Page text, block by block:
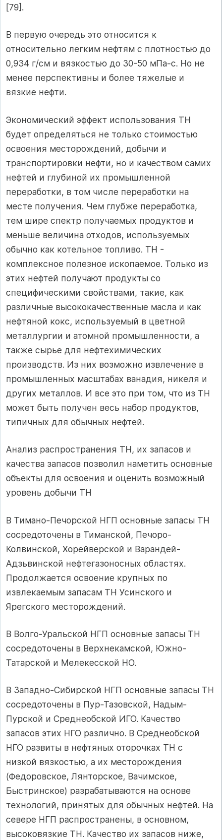
[79].
В первую очередь это относится к
относительно легким нефтям с плотностью до
0,934 г/см и вязкостью до 30-50 мПа-с. Но не
менее перспективны и более тяжелые и
вязкие нефти.
Экономический эффект использования ТН
будет определяться не только стоимостью
освоения месторождений, добычи и
транспортировки нефти, но и качеством самих
нефтей и глубиной их промышленной
переработки, в том числе переработки на
месте получения. Чем глубже переработка,
тем шире спектр получаемых продуктов и
меньше величина отходов, используемых
обычно как котельное топливо. ТН -
комплексное полезное ископаемое. Только из
этих нефтей получают продукты со
специфическими свойствами, такие, как
различные высококачественные масла и как
нефтяной кокс, используемый в цветной
металлургии и атомной промышленности, а
также сырье для нефтехимических
производств. Из них возможно извлечение в
промышленных масштабах ванадия, никеля и
других металлов. И все это при том, что из ТН
может быть получен весь набор продуктов,
ти­пичных для обычных нефтей.
Анализ распространения ТН, их запасов и
качества запасов позволил наметить основные
объекты для освоения и оценить возможный
уровень добычи ТН
В Тимано-Печорской НГП основные запасы TH
сосредоточены в Тиманской, Печоро-
Колвинской, Хорейверской и Варандей-
Адзьвинской нефтегазоносных областях.
Продолжается освоение крупных по
извлекаемым запасам ТН Усинского и
Ярегского месторождений.
В Волго-Уральской НГП основные запасы ТН
сосредоточены в Верхнекамской, Южно-
Татарской и Мелекесской НО.
В Западно-Сибирской НГП основные запасы ТН
сосредоточены в Пур-Тазовской, Надым-
Пурской и Среднеобской ИГО. Качество
запасов этих НГО различно. В Среднеобской
НГО развиты в нефтяных оторочках ТН с
низкой вязкостью, а их месторождения
(Федоровское, Лянторское, Вачимское,
Быстринское) разрабаты­ваются на основе
технологий, принятых для обычных нефтей. На
севере НГП распространены, в основном,
высоковязкие ТН. Качество их запасов ниже,